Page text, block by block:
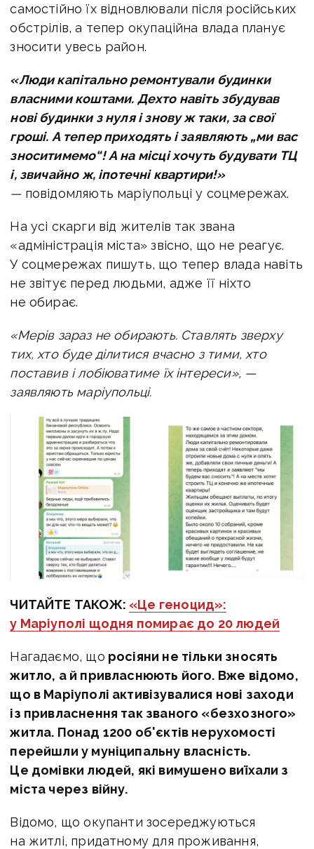
самостійно їх відновлювали після російських
обстрілів, а тепер окупаційна влада планує
зносити увесь район.
«Люди капітально ремонтували будинки
власними коштами. Дехто навіть збудував
нові будинки з нуля і знову ж таки, за свої
гроші. А тепер приходять і заявляють „ми вас
зноситимемо“! А на місці хочуть будувати ТЦ
і, звичайно ж, іпотечні квартири!»
— повідомляють маріупольці у соцмережах.
На усі скарги від жителів так звана
«адміністрація міста» звісно, що не реагує.
У соцмережах пишуть, що тепер влада навіть
не звітує перед людьми, адже її ніхто
не обирає.
«Мерів зараз не обирають. Ставлять зверху
тих, хто буде ділитися вчасно з тими, хто
поставив і лобіюватиме їх інтереси», —
заявляють маріупольці.
ЧИТАЙТЕ ТАКОЖ: «Це геноцид»:
у Маріуполі щодня помирає до 20 людей
Нагадаємо, що росіяни не тільки зносять
житло, а й привласнюють його. Вже відомо,
що в Маріуполі активізувалися нові заходи
із привласнення так званого «безхозного»
житла. Понад 1200 об'єктів нерухомості
перейшли у муніципальну власність.
Це домівки людей, які вимушено виїхали з
міста через війну.
Відомо, що окупанти зосереджуються
на житлі, придатному для проживання,